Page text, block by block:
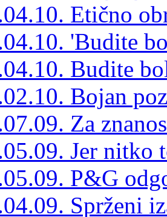
Etično
'Budite
Budite
Bojan
Za
Jer nitko
P&G
Sprženi